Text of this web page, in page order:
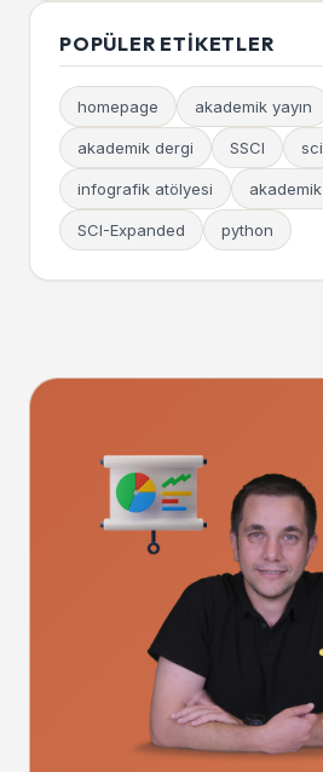
POPÜLER ETIKETLER
homepage akademik yayın
akademik dergi SSCI sci
infografik atölyesi akademik
SCI-Expanded python